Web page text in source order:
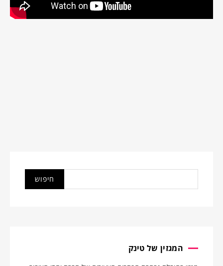
המגזין של טינק